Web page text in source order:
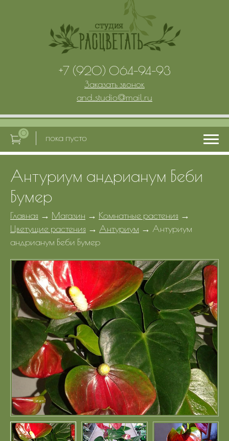
Антуриум андрианум Беби
Бумер
Главная → Магазин → Комнатные растения →
Цветущие растения → Антуриум → Антуриум
андрианум Беби Бумер
+7 (920) 064-94-93
Заказать звонок
and_studio@mail.ru
0 пока пусто
Главная
Услуги
Портфолио
Цены
Контакты